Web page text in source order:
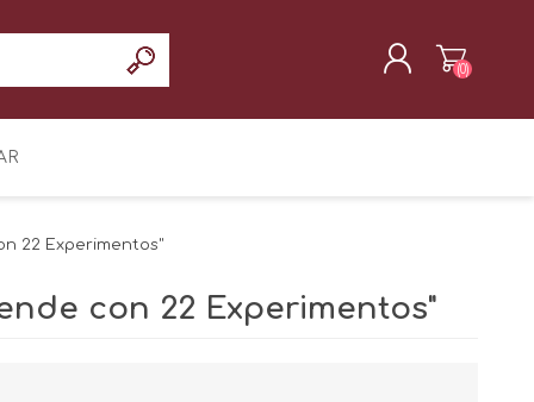
(0)
22 Experimentos"
con 22 Experimentos"